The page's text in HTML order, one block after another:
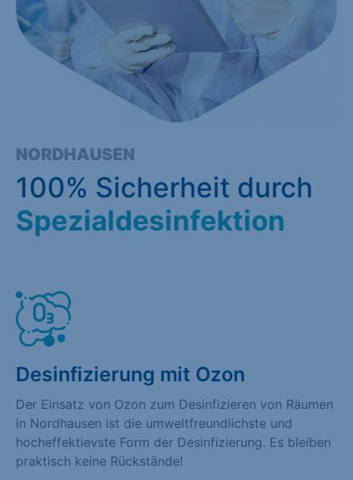
NORDHAUSEN
100% Sicherheit durch
Spezialdesinfektion
Desinfizierung mit Ozon
Der Einsatz von Ozon zum Desinfizieren von Räumen
in Nordhausen ist die umweltfreundlichste und
hocheffektievste Form der Desinfizierung. Es bleiben
praktisch keine Rückstände!